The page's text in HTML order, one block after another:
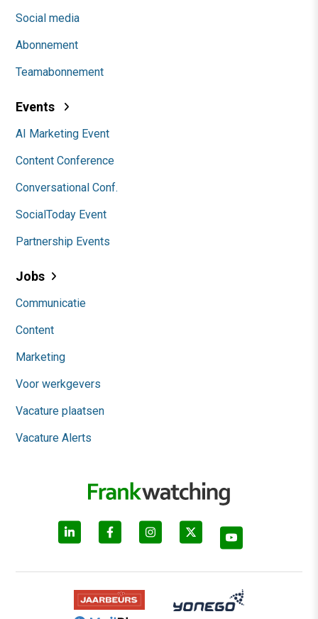
Social media
Abonnement
Teamabonnement
Events
AI Marketing Event
Content Conference
Conversational Conf.
SocialToday Event
Partnership Events
Jobs
Communicatie
Content
Marketing
Voor werkgevers
Vacature plaatsen
Vacature Alerts